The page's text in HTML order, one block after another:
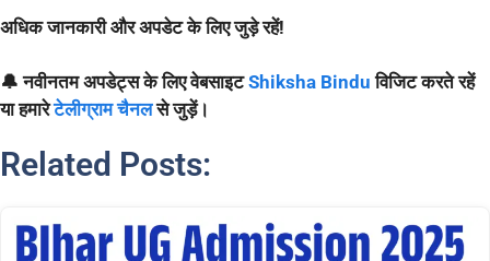
अधिक जानकारी और अपडेट के लिए जुड़े रहें!
🔔 नवीनतम अपडेट्स के लिए वेबसाइटShiksha Bindu विजिट करते रहें
या हमारेटेलीग्राम चैनल से जुड़ें।
Related Posts: